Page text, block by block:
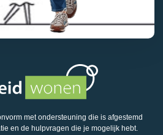
met ondersteuning die is afgestemd
en de hulpvragen die je mogelijk hebt.